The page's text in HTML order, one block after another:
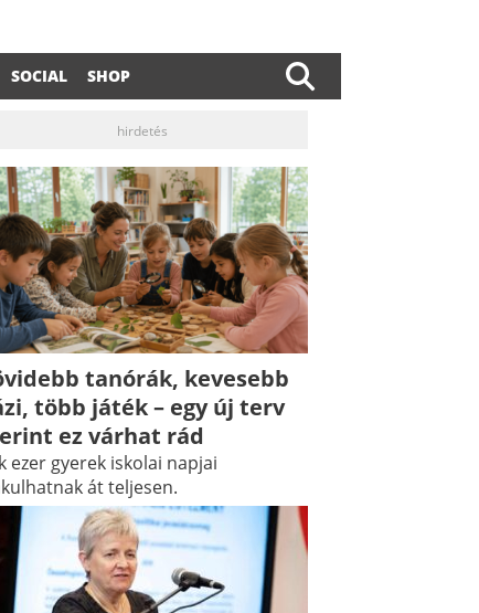
SOCIAL SHOP
hirdetés
tanórák, kevesebb
több játék – egy új terv
ez várhat rád
ezer gyerek iskolai napjai
át teljesen.